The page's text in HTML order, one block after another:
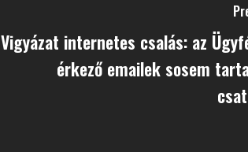
Vigyázat internetes csalás: az
érkező emailek sosem